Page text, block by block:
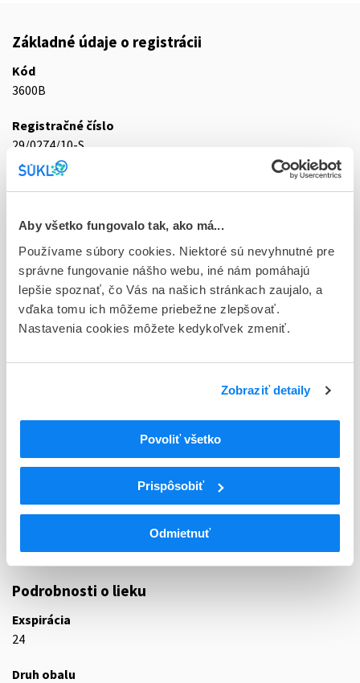
Aby všetko fungovalo tak, ako má...
Používame súbory cookies. Niektoré sú nevyhnutné pre
správne fungovanie nášho webu, iné nám pomáhajú
lepšie spoznať, čo Vás na našich stránkach zaujalo, a
vďaka tomu ich môžeme priebežne zlepšovať.
Nastavenia cookies môžete kedykoľvek zmeniť.
Zobraziť detaily
Povoliť všetko
Prispôsobiť
Odmietnuť
Základné údaje o registrácii
Kód
3600B
Registračné číslo
29/0274/10-S
Doplnok
Stav
D - Registrácia bez obmedzenia platnosti
Typ registračnej procedúry
Národná
Farmak International Sp. z o.o., Poľsko
29 - ANTIRHEUMATICA, ANTIPHLOGISTICA, ANTIURATICA
ATC
M
Muskuloskeletálny systém
Antiflogistiká a antireumatiká
M01A
Nesteroidové antiflogistiká a antireumatiká
Podrobnosti o lieku
Exspirácia
24
Druh obalu